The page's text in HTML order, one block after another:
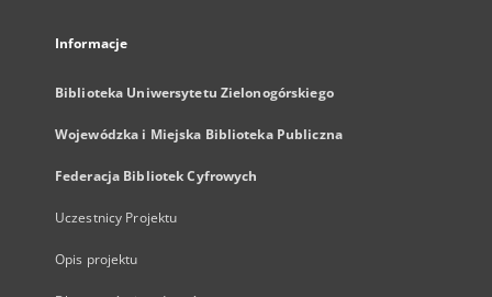
Informacje
Biblioteka Uniwersytetu Zielonogórskiego
Wojewódzka i Miejska Biblioteka Publiczna
Federacja Bibliotek Cyfrowych
Uczestnicy Projektu
Opis projektu